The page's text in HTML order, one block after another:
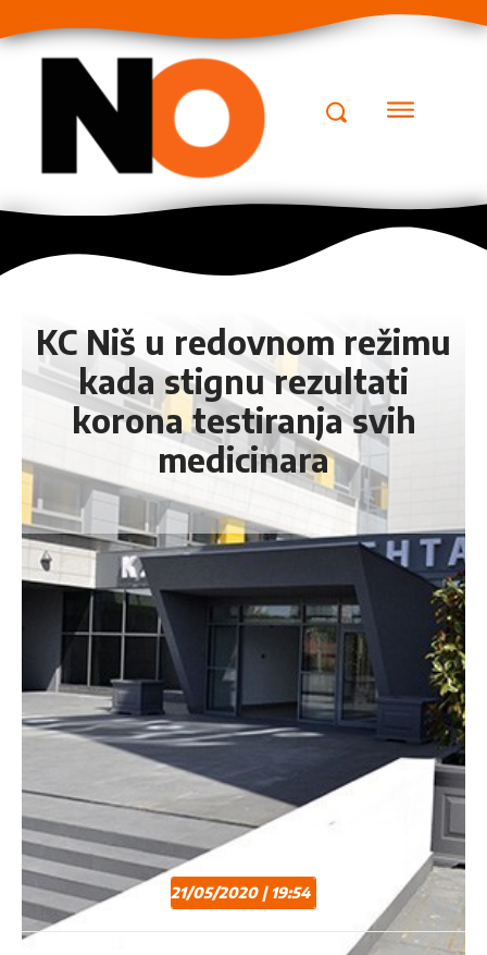
21/05/2020 | 19:54
KC Niš u redovnom režimu
kada stignu rezultati
korona testiranja svih
medicinara